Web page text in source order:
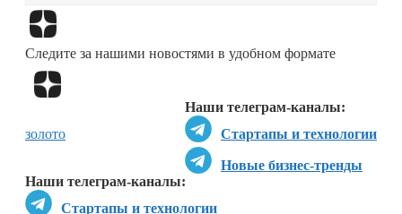
Следите за нашими новостями в удобном формате
Наши телеграм-каналы:
Стартапы и технологии
Новые бизнес-тренды
Наши телеграм-каналы:
Стартапы и технологии
золото